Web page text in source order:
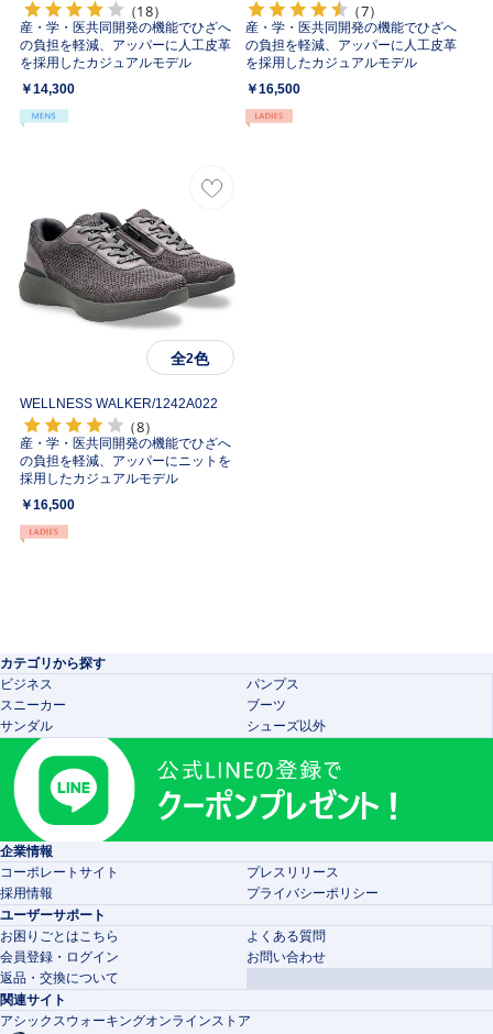
（18）
産・学・医共同開発の機能でひざへ
の負担を軽減、アッパーに人工皮革
を採用したカジュアルモデル
￥14,300
（7）
産・学・医共同開発の機能でひざへ
の負担を軽減、アッパーに人工皮革
を採用したカジュアルモデル
￥16,500
全2色
WELLNESS WALKER/1242A022
（8）
産・学・医共同開発の機能でひざへ
の負担を軽減、アッパーにニットを
採用したカジュアルモデル
￥16,500
カテゴリから探す
ビジネス
パンプス
スニーカー
ブーツ
サンダル
シューズ以外
企業情報
コーポレートサイト
プレスリリース
採用情報
プライバシーポリシー
ユーザーサポート
お困りごとはこちら
よくある質問
会員登録・ログイン
お問い合わせ
返品・交換について
関連サイト
アシックスウォーキングオンラインストア